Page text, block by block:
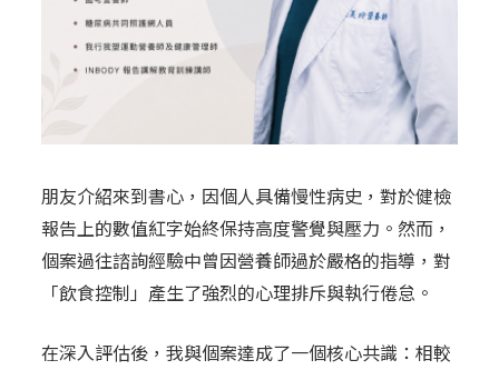
朋友介紹來到書心，因個人具備慢性病史，對於健檢
報告上的數值紅字始終保持高度警覺與壓力。然而，
個案過往諮詢經驗中曾因營養師過於嚴格的指導，對
「飲食控制」產生了強烈的心理排斥與執行倦怠。
在深入評估後，我與個案達成了一個核心共識：相較